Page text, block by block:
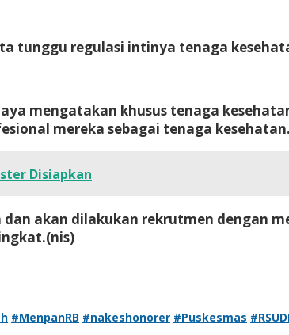
tunggu regulasi intinya tenaga
mengatakan khusus tenaga
mereka sebagai tenaga kesehatan.
Disiapkan
dan akan dilakukan rekrutmen dengan
(nis)
#MenpanRB #nakeshonorer #Puskesmas